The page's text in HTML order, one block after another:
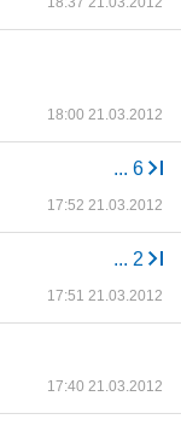
18:00 21.03.2012
... 6
17:52 21.03.2012
... 2
17:51 21.03.2012
17:40 21.03.2012